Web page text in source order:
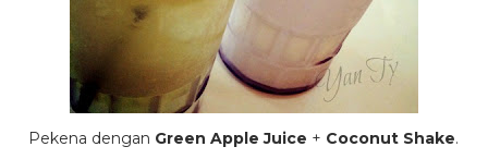
Pekena dengan Green Apple Juice + Coconut Shake.